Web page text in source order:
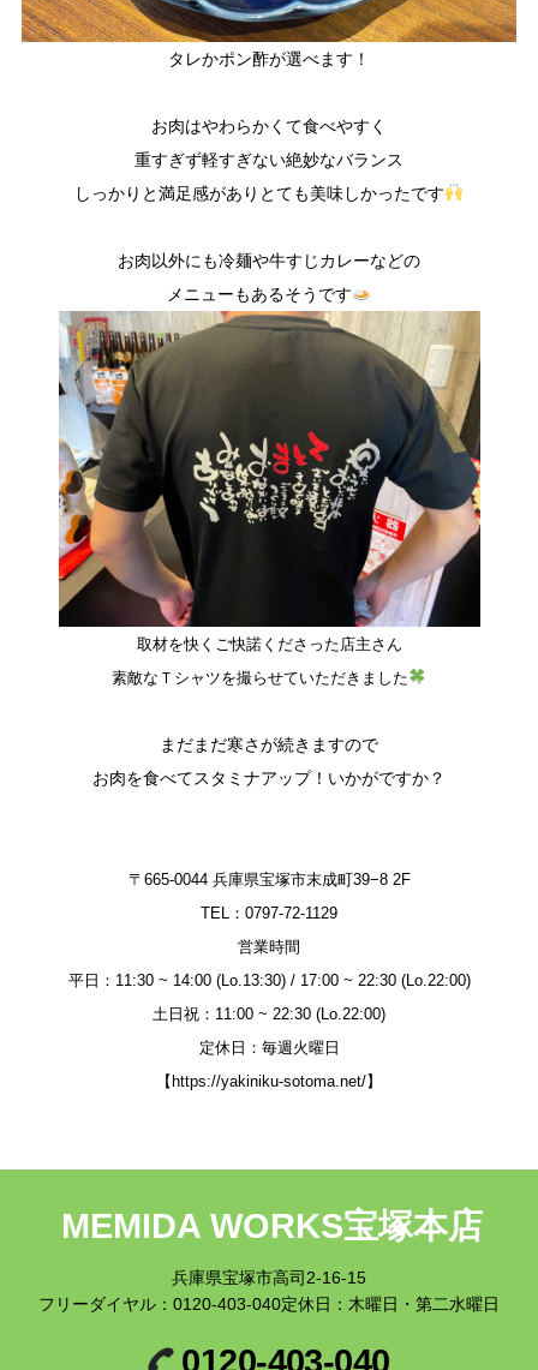
タレかポン酢が選べます！
お肉はやわらかくて食べやすく
重すぎず軽すぎない絶妙なバランス
しっかりと満足感がありとても美味しかったです
お肉以外にも冷麺や牛すじカレーなどの
メニューもあるそうです
取材を快くご快諾くださった店主さん
素敵なＴシャツを撮らせていただきました
まだまだ寒さが続きますので
お肉を食べてスタミナアップ！いかがですか？
〒665-0044 兵庫県宝塚市末成町39−8 2F
TEL： 0797-72-1129
営業時間
平日：11:30 ~ 14:00 (Lo.13:30) / 17:00 ~ 22:30 (Lo.22:00)
土日祝：11:00 ~ 22:30 (Lo.22:00)
定休日：毎週火曜日
【 https://yakiniku-sotoma.net/】
MEMIDA WORKS宝塚本店
兵庫県宝塚市高司2-16-15
フリーダイヤル： 0120-403-040定休日：木曜日・第二水曜日
0120-403-040